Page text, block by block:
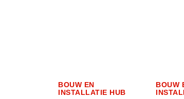
BOUW EN
INSTALLATIE HUB
BOUW